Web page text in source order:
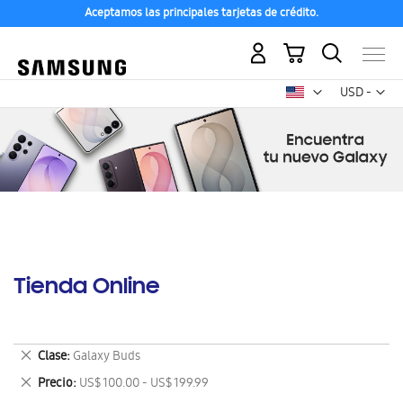
Aceptamos las principales tarjetas de crédito.
USD -
dólar
Mi carrito
Tienda Online
Clase Galaxy Buds
Eliminar
este
artículo
Precio US$ 100.00 - US$ 199.99
Eliminar